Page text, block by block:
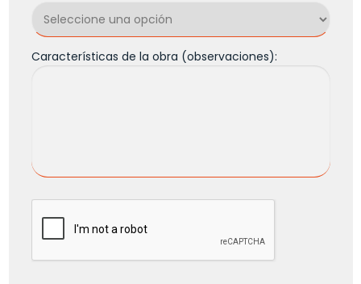
Características de la obra (observaciones):